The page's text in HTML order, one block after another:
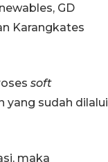
GD
Karangkates
soft
yang sudah dilalui
maka